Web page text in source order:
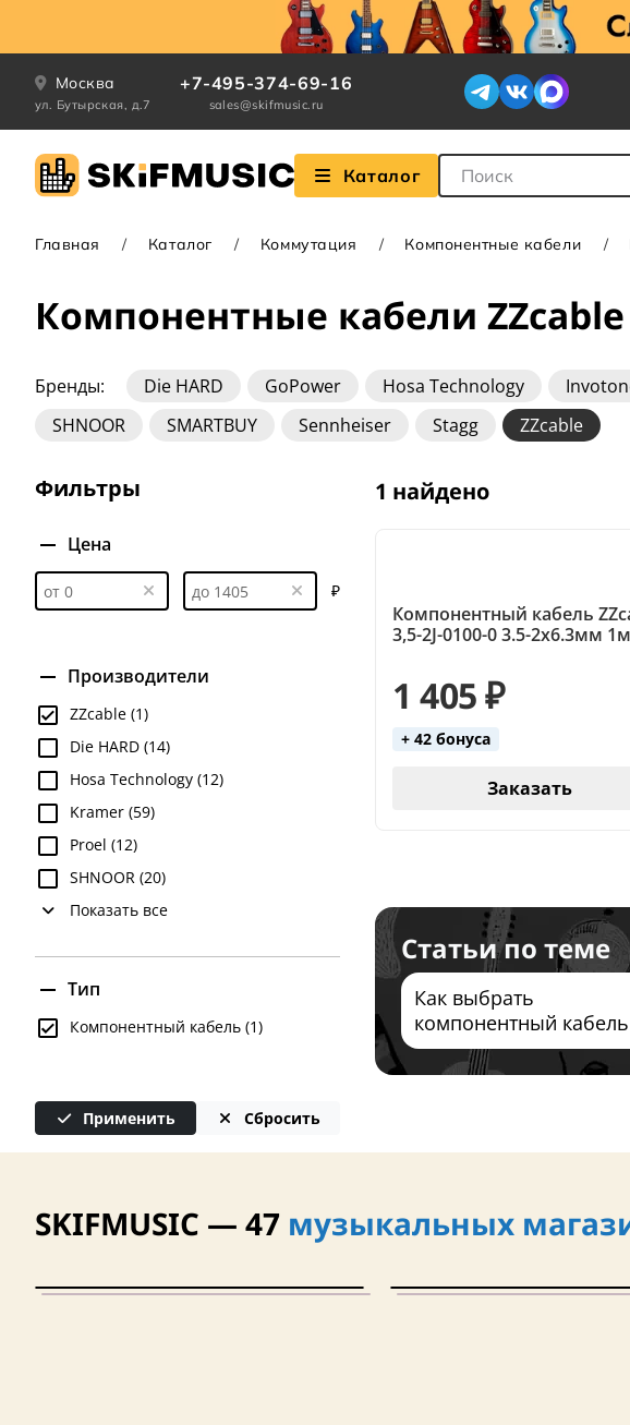
Москва
ул. Бутырская, д.7
+7-495-374-69-16
sales@skifmusic.ru
Каталог Поле для Поиска
Главная Каталог Коммутация Компонентные кабели
Компонентные кабели ZZcable
Бренды: Die HARD GoPower Hosa Technology
SHNOOR
SMARTBUY Sennheiser Stagg ZZcable
Фильтры
Цена
₽
Производители
ZZcable (1)
Die HARD (14)
Hosa Technology (12)
Kramer (59)
Proel (12)
SHNOOR (20)
Показать все
Тип
Компонентный кабель (1)
Применить Сбросить
1 найдено
Компонентный кабель
3,5-2J-0100-0 3.5-2х6.3мм 1м
1 405 ₽
+ 42 бонуса
Заказать
Статьи по теме
Как выбрать
компонентный кабель
SKIFMUSIC — 47 музыкальных